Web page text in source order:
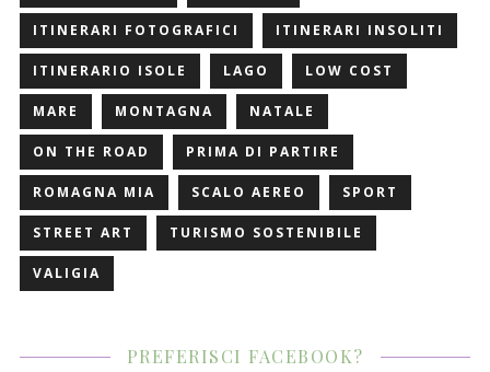
ITINERARI FOTOGRAFICI ITINERARI INSOLITI
ITINERARIO ISOLE LAGO LOW COST
MARE MONTAGNA NATALE
ON THE ROAD PRIMA DI PARTIRE
ROMAGNA MIA SCALO AEREO SPORT
STREET ART TURISMO SOSTENIBILE
VALIGIA
PREFERISCI FACEBOOK?